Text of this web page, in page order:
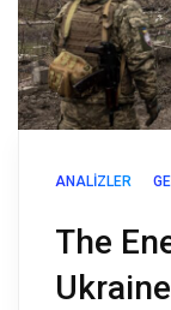
ANALIZLER
The